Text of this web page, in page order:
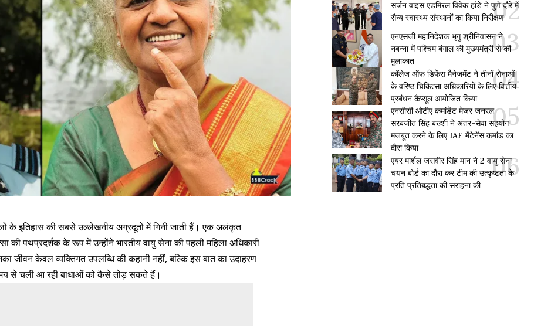
के इतिहास की सबसे उल्लेखनीय अग्रदूतों में गिनी जाती हैं। एक अलंकृत
की पथप्रदर्शक के रूप में उन्होंने भारतीय वायु सेना की पहली महिला अधिकारी
जीवन केवल व्यक्तिगत उपलब्धि की कहानी नहीं, बल्कि इस बात का उदाहरण
से चली आ रही बाधाओं को कैसे तोड़ सकते हैं।
सर्जन वाइस एडमिरल विवेक हांडे ने पुणे दौरे में
सैन्य स्वास्थ्य संस्थानों का किया निरीक्षण
एनएसजी महानिदेशक भृगु श्रीनिवासन ने
नबन्ना में पश्चिम बंगाल की मुख्यमंत्री से की
मुलाकात
कॉलेज ऑफ डिफेंस मैनेजमेंट ने तीनों सेनाओं
के वरिष्ठ चिकित्सा अधिकारियों के लिए वित्तीय
प्रबंधन कैप्सूल आयोजित किया
एनसीसी ओटीए कमांडेंट मेजर जनरल
सरबजीत सिंह बख्शी ने अंतर-सेवा सहयोग
मजबूत करने के लिए IAF मेंटेनेंस कमांड का
दौरा किया
एयर मार्शल जसवीर सिंह मान ने 2 वायु सेना
चयन बोर्ड का दौरा कर टीम की उत्कृष्टता के
प्रति प्रतिबद्धता की सराहना की